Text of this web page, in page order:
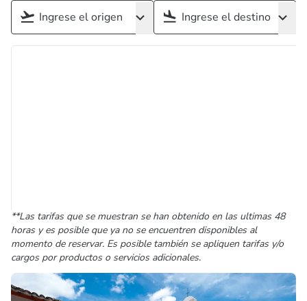
**Las tarifas que se muestran se han obtenido en las ultimas 48
horas y es posible que ya no se encuentren disponibles al
momento de reservar. Es posible también se apliquen tarifas y/o
cargos por productos o servicios adicionales.